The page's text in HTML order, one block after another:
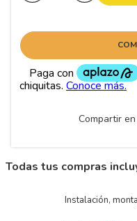
Compartir en
Todas tus compras
Instalación,